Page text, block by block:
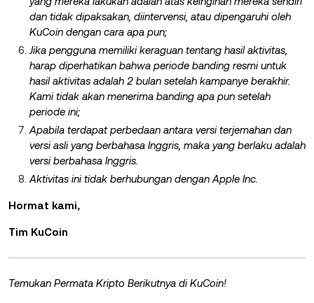
dan tidak dipaksakan, diintervensi, atau dipengaruhi oleh
KuCoin dengan cara apa pun;
Jika pengguna memiliki keraguan tentang hasil aktivitas,
harap diperhatikan bahwa periode banding resmi untuk
hasil aktivitas adalah 2 bulan setelah kampanye berakhir.
Kami tidak akan menerima banding apa pun setelah
periode ini;
Apabila terdapat perbedaan antara versi terjemahan dan
versi asli yang berbahasa Inggris, maka yang berlaku adalah
versi berbahasa Inggris.
Aktivitas ini tidak berhubungan dengan Apple Inc.
Hormat kami,
Tim KuCoin
Temukan Permata Kripto Berikutnya di KuCoin!